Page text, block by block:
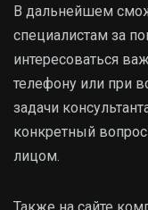
В дальнейшем
специалистам за
интересоваться
телефону или при
задачи
конкретный
лицом.